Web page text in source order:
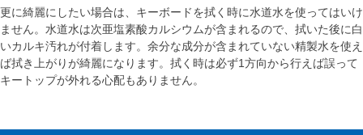
更に綺麗にしたい場合は、キーボードを拭く時に水道水を使ってはいけ
ません。水道水は次亜塩素酸カルシウムが含まれるので、拭いた後に白
いカルキ汚れが付着します。余分な成分が含まれていない精製水を使え
ば拭き上がりが綺麗になります。拭く時は必ず1方向から行えば誤って
キートップが外れる心配もありません。